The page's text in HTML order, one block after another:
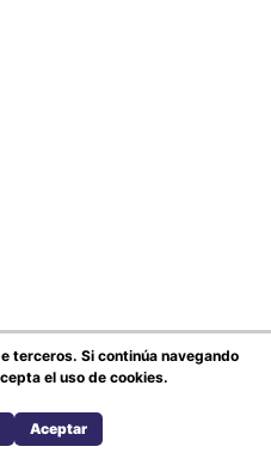
terceros. Si continúa navegando
el uso de cookies.
Aceptar